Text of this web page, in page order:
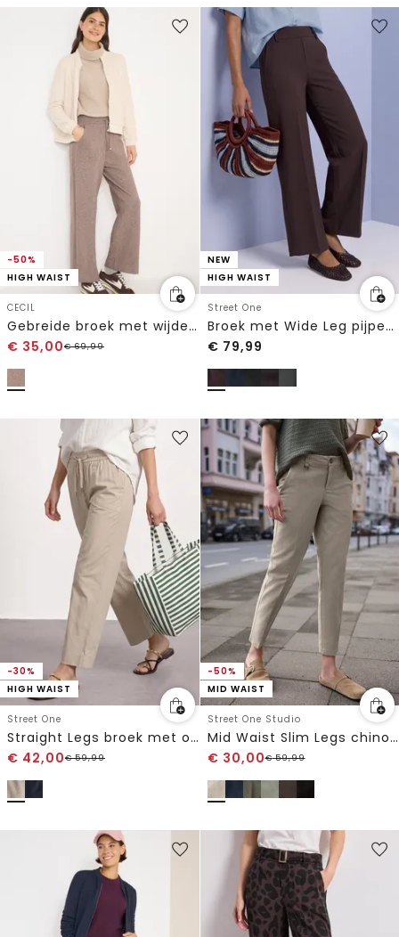
-50%
HIGH WAIST
CECIL
Gebreide broek met wijde pijpen
€ 35,00€69,99
NEW
HIGH WAIST
Street One
Broek met Wide Leg pijpen en knoopdetails
€ 79,99
-30%
HIGH WAIST
Street One
Straight Legs broek met omgeslagen detail
€ 42,00€59,99
-50%
MID WAIST
Street One Studio
Mid Waist Slim Legs chino's in een casual fit
€ 30,00€59,99